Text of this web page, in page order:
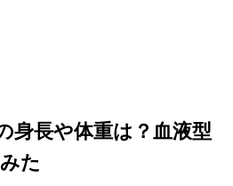
身長や体重は？血液型
た